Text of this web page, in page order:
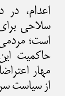
اعدام،
سلاحی
است؛
حاکمیت
مهار
از سیاست